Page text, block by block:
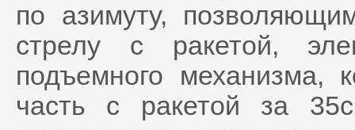
по азимуту,
стрелу с ракетой,
подъемного механизма,
часть с ракетой за